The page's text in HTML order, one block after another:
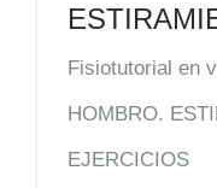
Fisiotutorial en
HOMBRO.
EJERCICIOS